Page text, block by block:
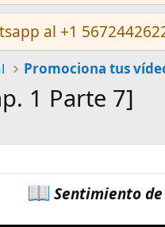
al +1
1 Parte 7]
Sentimiento de